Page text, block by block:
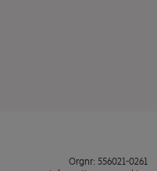
Orgnr: 556021-0261